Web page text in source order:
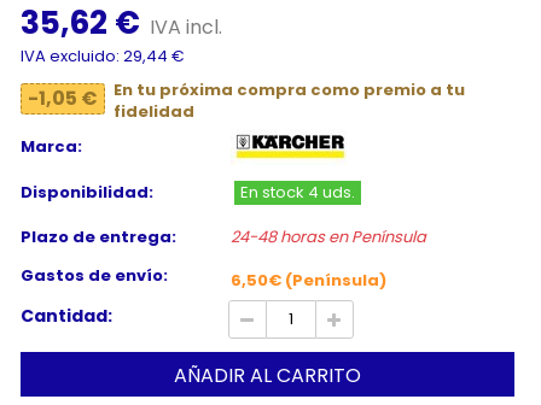
35,62 € IVA incl.
IVA excluido: 29,44 €
-1,05 €
En tu próxima compra como premio a tu
fidelidad
Marca:
Disponibilidad:
En stock 4 uds.
Plazo de entrega:
24-48 horas en Península
Gastos de envío:
6,50€ (Península)
Cantidad:
AÑADIR AL CARRITO